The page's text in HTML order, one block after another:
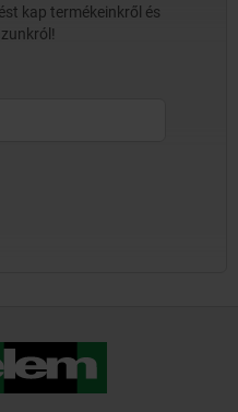
kap termékeinkről és